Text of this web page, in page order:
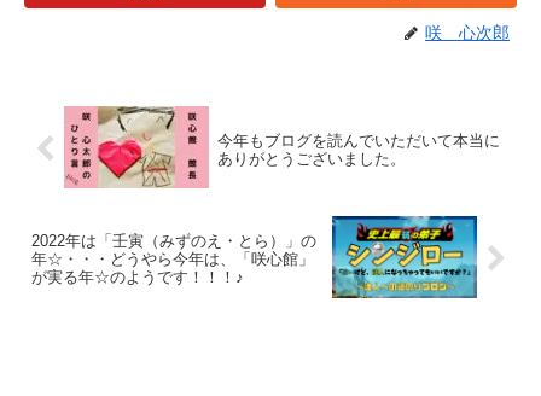
咲 心次郎
今年もブログを読んでいただいて本当に
ありがとうございました。
2022年は「壬寅（みずのえ・とら）」の
年☆・・・どうやら今年は、「咲心館」
が実る年☆のようです！！！♪